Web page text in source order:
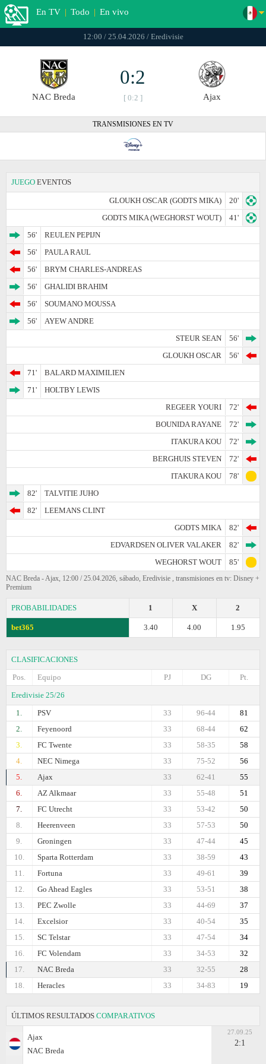
En TV | Todo | En vivo
12:00 / 25.04.2026 / Eredivisie
NAC Breda
0:2
[ 0:2 ] Ajax
TRANSMISIONES EN TV
JUEGO EVENTOS
GLOUKH OSCAR (GODTS MIKA)
20'
GODTS MIKA (WEGHORST WOUT)
41'
56'
REULEN PEPIJN
56'
PAULA RAUL
56'
BRYM CHARLES-ANDREAS
56'
GHALIDI BRAHIM
56'
SOUMANO MOUSSA
56'
AYEW ANDRE
STEUR SEAN
56'
GLOUKH OSCAR
56'
71'
BALARD MAXIMILIEN
71'
HOLTBY LEWIS
REGEER YOURI
72'
BOUNIDA RAYANE
72'
ITAKURA KOU
72'
BERGHUIS STEVEN
72'
ITAKURA KOU
78'
82'
TALVITIE JUHO
82'
LEEMANS CLINT
GODTS MIKA
82'
EDVARDSEN OLIVER VALAKER
82'
WEGHORST WOUT
85'
NAC Breda - Ajax, 12:00 / 25.04.2026, sábado, Eredivisie , transmisiones en tv: Disney +
Premium
PROBABILIDADES 2
X
1
bet365 1.95
4.00
3.40
CLASIFICACIONES
Pos.
Equipo Pt.
DG
PJ
Eredivisie 25/26
1.
PSV 81
96-44
33
2.
Feyenoord 62
68-44
33
3.
FC Twente 58
58-35
33
4.
NEC Nimega 56
75-52
33
5.
Ajax 55
62-41
33
6.
AZ Alkmaar 51
55-48
33
7.
FC Utrecht 50
53-42
33
8.
Heerenveen 50
57-53
33
9.
Groningen 45
47-44
33
10.
Sparta Rotterdam 43
38-59
33
11.
Fortuna 39
49-61
33
12.
Go Ahead Eagles 38
53-51
33
13.
PEC Zwolle 37
44-69
33
14.
Excelsior 35
40-54
33
15.
SC Telstar 34
47-54
33
16.
FC Volendam 32
34-53
33
17.
NAC Breda 28
32-55
33
18.
Heracles 19
34-83
33
ÚLTIMOS RESULTADOS COMPARATIVOS
Ajax
NAC Breda
27.09.25
2:1